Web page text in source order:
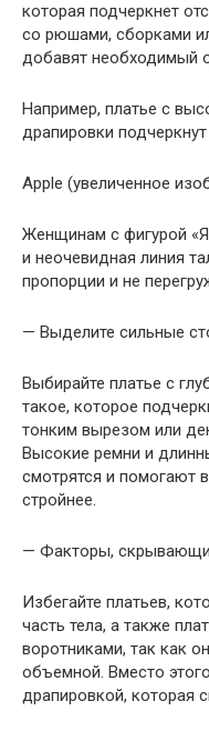
которая подчеркнет
со рюшами, сборками
добавят необходимый
Например, платье с
драпировки
Apple (увеличенное
Женщинам с фигурой
и неочевидная линия
пропорции и не
— Выделите сильные
Выбирайте платье с
такое, которое
тонким вырезом или
Высокие ремни и
смотрятся и помогают
стройнее.
— Факторы,
Избегайте платьев,
часть тела, а также
воротниками, так как
объемной. Вместо
драпировкой, которая